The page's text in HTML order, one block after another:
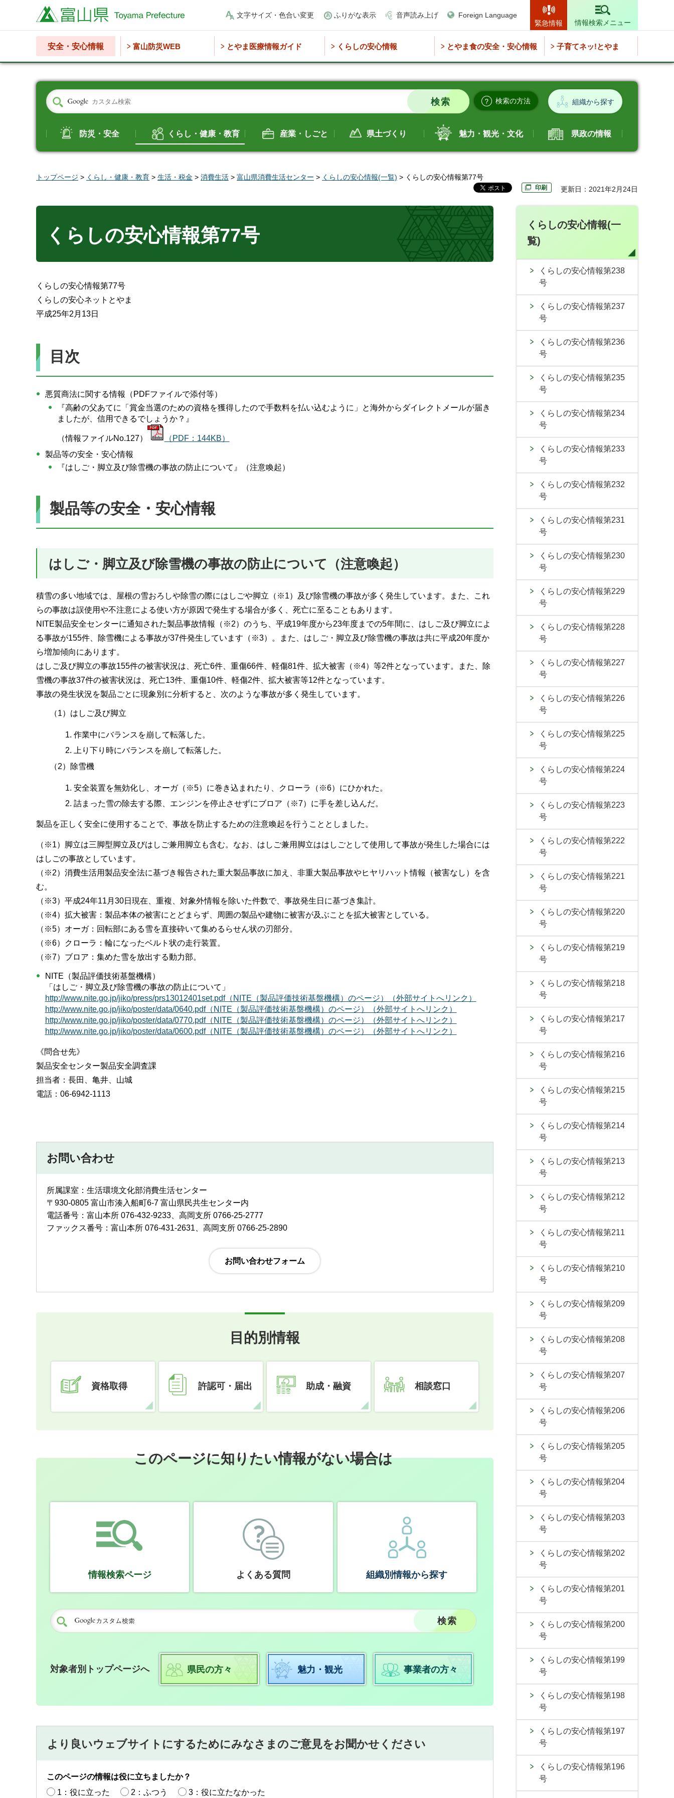
富山県 文字サイズ・色合い変更 ふりがな表示 音声読み上げ
Foreign Language
緊急情報
情報検索メニュー
安全・安心情報 富山防災WEB とやま医療情報ガイド くらしの安心情報 とやま食の安全・安心情報 子育てネッ!とやま
検索の方法 組織から探す
防災・安全 くらし・健康・教育 産業・しごと 県土づくり 魅力・観光・文化 県政の情報
トップページ > くらし・健康・教育 > 生活・税金 > 消費生活 > 富山県消費生活センター > くらしの安心情報(一覧) > くらしの安心情報第77号
印刷 更新日：2021年2月24日
くらしの安心情報第77号
くらしの安心情報第77号
くらしの安心ネットとやま
平成25年2月13日
目次
悪質商法に関する情報（PDFファイルで添付等）
『高齢の父あてに「賞金当選のための資格を獲得したので手数料を払い込むように」と海外からダイレクトメールが届き
ましたが、信用できるでしょうか？』
（情報ファイルNo.127）
（PDF：144KB）
製品等の安全・安心情報
『はしご・脚立及び除雪機の事故の防止について』（注意喚起）
製品等の安全・安心情報
はしご・脚立及び除雪機の事故の防止について（注意喚起）
積雪の多い地域では、屋根の雪おろしや除雪の際にはしごや脚立（※1）及び除雪機の事故が多く発生しています。また、これ
らの事故は誤使用や不注意による使い方が原因で発生する場合が多く、死亡に至ることもあります。
NITE製品安全センターに通知された製品事故情報（※2）のうち、平成19年度から23年度までの5年間に、はしご及び脚立によ
る事故が155件、除雪機による事故が37件発生しています（※3）。また、はしご・脚立及び除雪機の事故は共に平成20年度か
ら増加傾向にあります。
はしご及び脚立の事故155件の被害状況は、死亡6件、重傷66件、軽傷81件、拡大被害（※4）等2件となっています。また、除
雪機の事故37件の被害状況は、死亡13件、重傷10件、軽傷2件、拡大被害等12件となっています。
事故の発生状況を製品ごとに現象別に分析すると、次のような事故が多く発生しています。
（1）はしご及び脚立
作業中にバランスを崩して転落した。
上り下り時にバランスを崩して転落した。
（2）除雪機
安全装置を無効化し、オーガ（※5）に巻き込まれたり、クローラ（※6）にひかれた。
詰まった雪の除去する際、エンジンを停止させずにブロア（※7）に手を差し込んだ。
製品を正しく安全に使用することで、事故を防止するための注意喚起を行うこととしました。
（※1）脚立は三脚型脚立及びはしご兼用脚立も含む。なお、はしご兼用脚立ははしごとして使用して事故が発生した場合には
はしごの事故としています。
（※2）消費生活用製品安全法に基づき報告された重大製品事故に加え、非重大製品事故やヒヤリハット情報（被害なし）を含
む。
（※3）平成24年11月30日現在、重複、対象外情報を除いた件数で、事故発生日に基づき集計。
（※4）拡大被害：製品本体の被害にとどまらず、周囲の製品や建物に被害が及ぶことを拡大被害としている。
（※5）オーガ：回転部にある雪を直接砕いて集めるらせん状の刃部分。
（※6）クローラ：輪になったベルト状の走行装置。
（※7）ブロア：集めた雪を放出する動力部。
NITE（製品評価技術基盤機構）
「はしご・脚立及び除雪機の事故の防止について」
http://www.nite.go.jp/jiko/press/prs13012401set.pdf（NITE（製品評価技術基盤機構）のページ）（外部サイトへリンク）
http://www.nite.go.jp/jiko/poster/data/0640.pdf（NITE（製品評価技術基盤機構）のページ）（外部サイトへリンク）
http://www.nite.go.jp/jiko/poster/data/0770.pdf（NITE（製品評価技術基盤機構）のページ）（外部サイトへリンク）
http://www.nite.go.jp/jiko/poster/data/0600.pdf（NITE（製品評価技術基盤機構）のページ）（外部サイトへリンク）
《問合せ先》
製品安全センター製品安全調査課
担当者：長田、亀井、山城
電話：06-6942-1113
お問い合わせ
所属課室：生活環境文化部消費生活センター
〒930-0805 富山市湊入船町6-7 富山県民共生センター内
電話番号：富山本所 076-432-9233、高岡支所 0766-25-2777
ファックス番号：富山本所 076-431-2631、高岡支所 0766-25-2890
目的別情報
資格取得 許認可・届出 助成・融資 相談窓口
このページに知りたい情報がない場合は
情報検索ページ よくある質問 組織別情報から探す
対象者別トップページへ 県民の方々 魅力・観光 事業者の方々
より良いウェブサイトにするためにみなさまのご意見をお聞かせください
このページの情報は役に立ちましたか？
1：役に立った
2：ふつう 3：役に立たなかった
くらしの安心情報(一
覧)
くらしの安心情報第238
号
くらしの安心情報第237
号
くらしの安心情報第236
号
くらしの安心情報第235
号
くらしの安心情報第234
号
くらしの安心情報第233
号
くらしの安心情報第232
号
くらしの安心情報第231
号
くらしの安心情報第230
号
くらしの安心情報第229
号
くらしの安心情報第228
号
くらしの安心情報第227
号
くらしの安心情報第226
号
くらしの安心情報第225
号
くらしの安心情報第224
号
くらしの安心情報第223
号
くらしの安心情報第222
号
くらしの安心情報第221
号
くらしの安心情報第220
号
くらしの安心情報第219
号
くらしの安心情報第218
号
くらしの安心情報第217
号
くらしの安心情報第216
号
くらしの安心情報第215
号
くらしの安心情報第214
号
くらしの安心情報第213
号
くらしの安心情報第212
号
くらしの安心情報第211
号
くらしの安心情報第210
号
くらしの安心情報第209
号
くらしの安心情報第208
号
くらしの安心情報第207
号
くらしの安心情報第206
号
くらしの安心情報第205
号
くらしの安心情報第204
号
くらしの安心情報第203
号
くらしの安心情報第202
号
くらしの安心情報第201
号
くらしの安心情報第200
号
くらしの安心情報第199
号
くらしの安心情報第198
号
くらしの安心情報第197
号
くらしの安心情報第196
号